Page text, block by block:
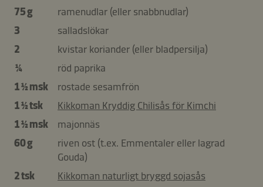
75 g
ramenudlar (eller snabbnudlar)
3
salladslökar
2
kvistar koriander (eller bladpersilja)
¼
röd paprika
1 ½ msk
rostade sesamfrön
1 ½ tsk
Kikkoman Kryddig Chilisås för Kimchi
1 ½ msk
majonnäs
60 g
riven ost (t.ex. Emmentaler eller lagrad
Gouda)
2 tsk
Kikkoman naturligt bryggd sojasås